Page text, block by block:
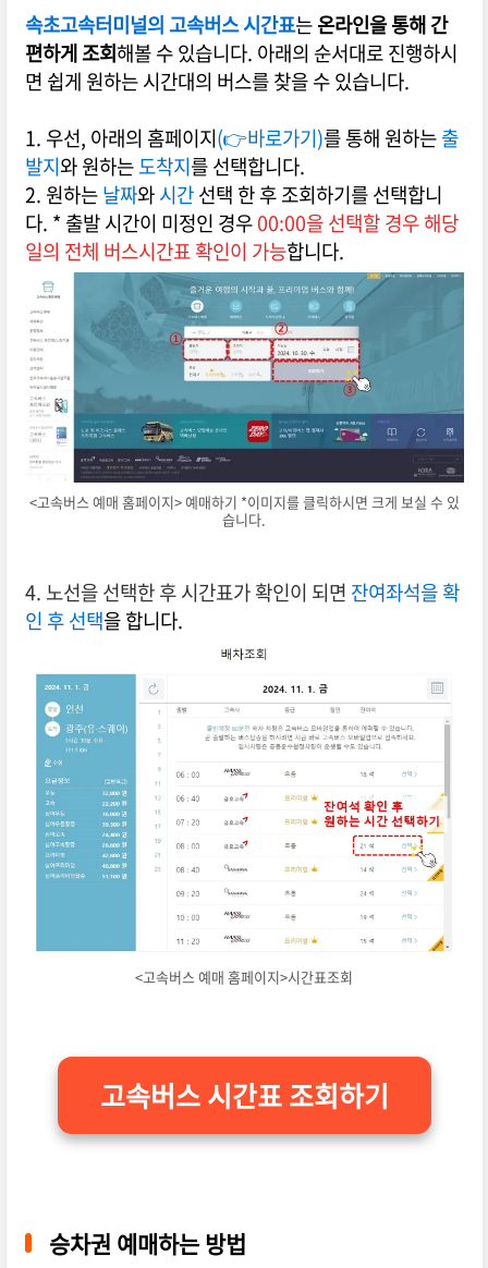
속초고속터미널의 고속버스 시간표는온라인을 통해 간
편하게 조회해볼 수 있습니다. 아래의 순서대로 진행하시
면 쉽게 원하는 시간대의 버스를 찾을 수 있습니다.
1. 우선, 아래의 홈페이지(👉바로가기)를 통해 원하는출
발지와 원하는도착지를 선택합니다.
2. 원하는날짜와시간선택 한 후 조회하기를 선택합니
다. * 출발 시간이 미정인 경우00:00을 선택할 경우 해당
일의 전체 버스시간표 확인이 가능합니다.
<고속버스 예매 홈페이지> 예매하기 *이미지를 클릭하시면 크게 보실 수 있
습니다.
4. 노선을 선택한 후 시간표가 확인이 되면 잔여좌석을 확
인 후 선택을 합니다.
<고속버스 예매 홈페이지>시간표조회
고속버스 시간표 조회하기
승차권 예매하는 방법